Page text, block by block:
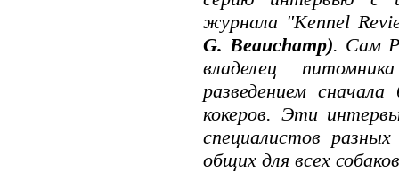
журнала "Kennel
G. Beauchamp). Сам
владелец
разведением
кокеров. Эти
специалистов
общих для всех